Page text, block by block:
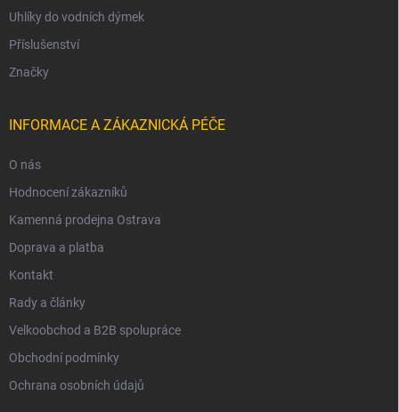
Uhlíky do vodních dýmek
Příslušenství
Značky
INFORMACE A ZÁKAZNICKÁ PÉČE
O nás
Hodnocení zákazníků
Kamenná prodejna Ostrava
Doprava a platba
Kontakt
Rady a články
Velkoobchod a B2B spolupráce
Obchodní podmínky
Ochrana osobních údajů